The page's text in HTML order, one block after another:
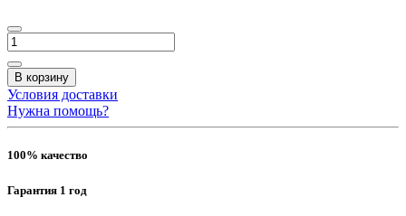
В корзину
Условия доставки
Нужна помощь?
100% качество
Гарантия 1 год